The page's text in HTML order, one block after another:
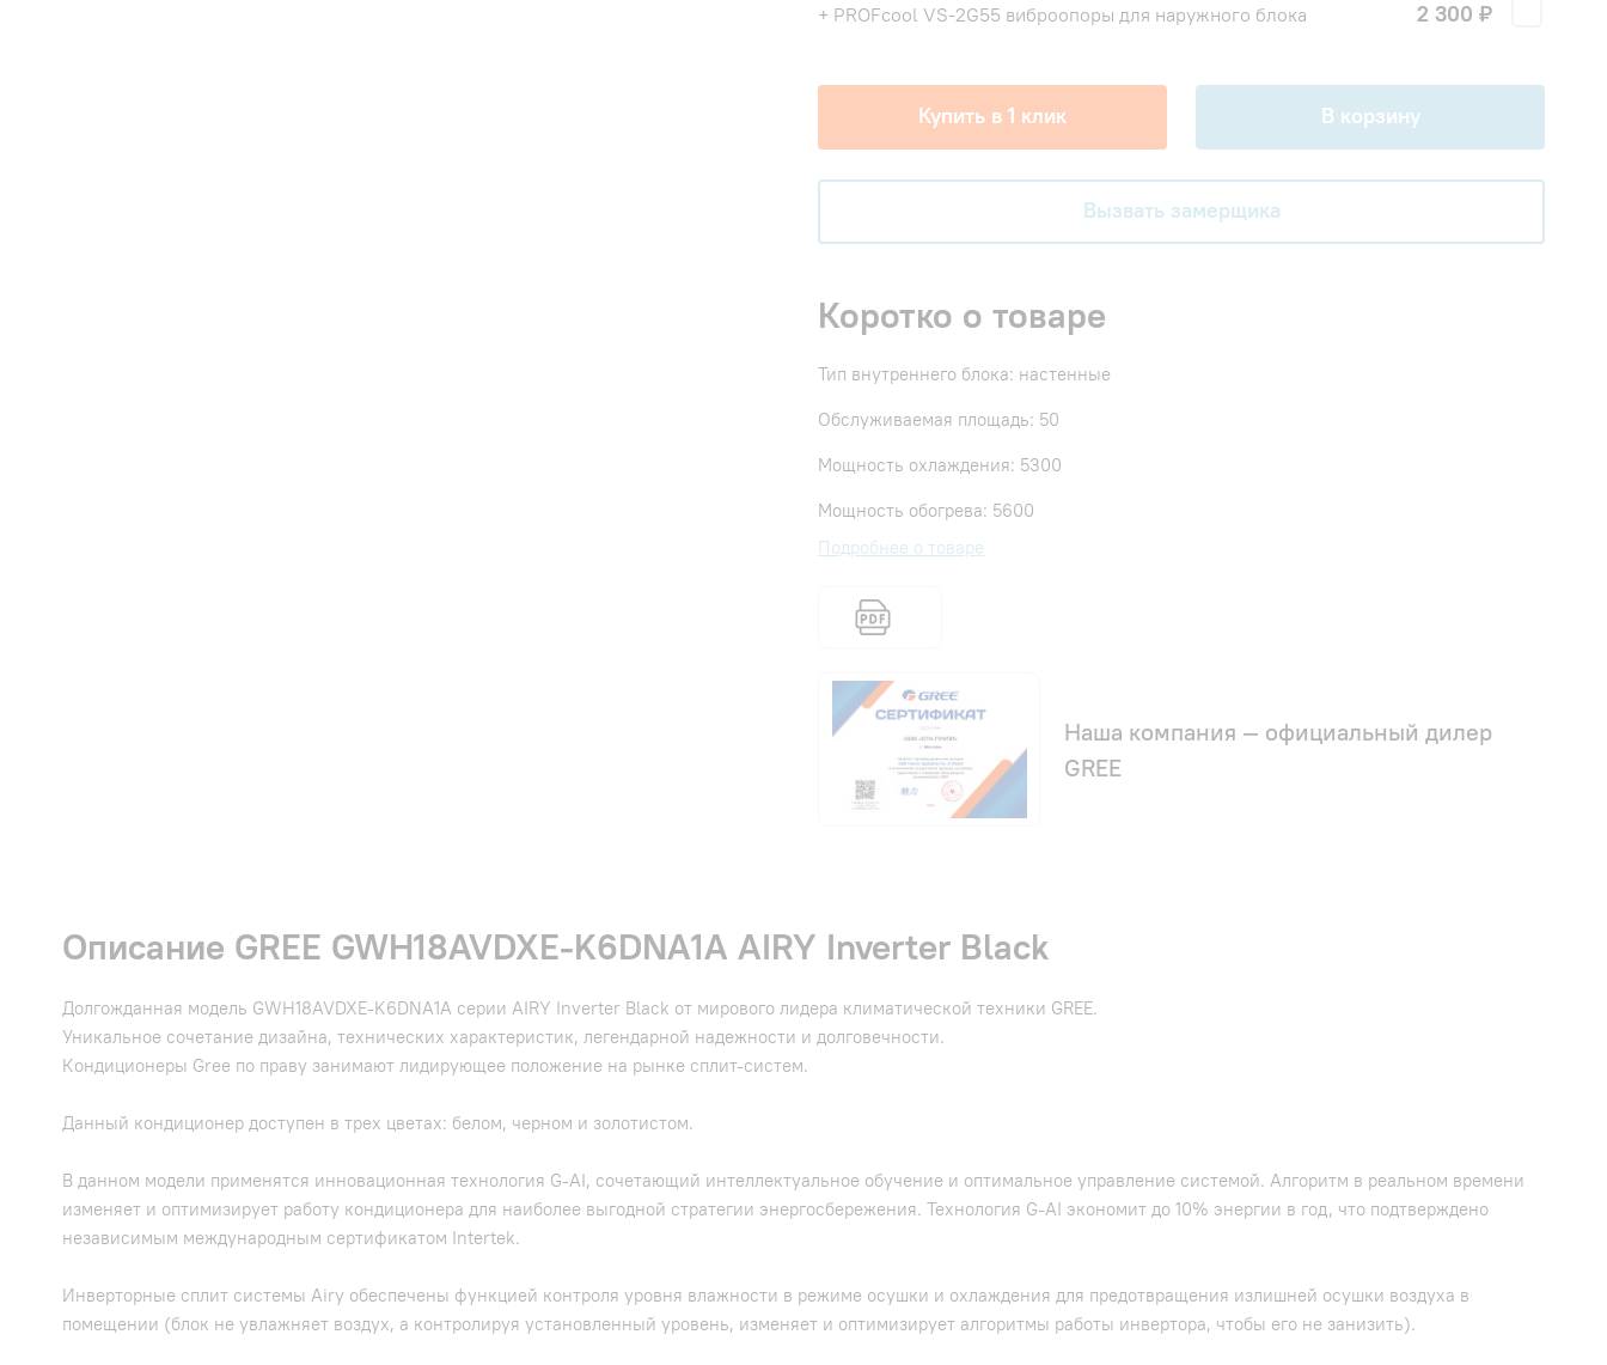
+ PROFcool VS-2G55 виброопоры для наружного блока 2 300 ₽
Купить в 1 клик В корзину
Вызвать замерщика
Коротко о товаре
Тип внутреннего блока: настенные
Обслуживаемая площадь: 50
Мощность охлаждения: 5300
Мощность обогрева: 5600
Подробнее о товаре
Наша компания — официальный дилер
GREE
Описание GREE GWH18AVDXE-K6DNA1A AIRY Inverter Black
Долгожданная модель GWH18AVDXE-K6DNA1A серии AIRY Inverter Black от мирового лидера климатической техники GREE.
Уникальное сочетание дизайна, технических характеристик, легендарной надежности и долговечности.
Кондиционеры Gree по праву занимают лидирующее положение на рынке сплит-систем.
Данный кондиционер доступен в трех цветах: белом, черном и золотистом.
В данном модели применятся инновационная технология G-AI, сочетающий интеллектуальное обучение и оптимальное управление системой. Алгоритм в реальном времени
изменяет и оптимизирует работу кондиционера для наиболее выгодной стратегии энергосбережения. Технология G-AI экономит до 10% энергии в год, что подтверждено
независимым международным сертификатом Intertek.
Инверторные сплит системы Airy обеспечены функцией контроля уровня влажности в режиме осушки и охлаждения для предотвращения излишней осушки воздуха в
помещении (блок не увлажняет воздух, а контролируя установленный уровень, изменяет и оптимизирует алгоритмы работы инвертора, чтобы его не занизить).